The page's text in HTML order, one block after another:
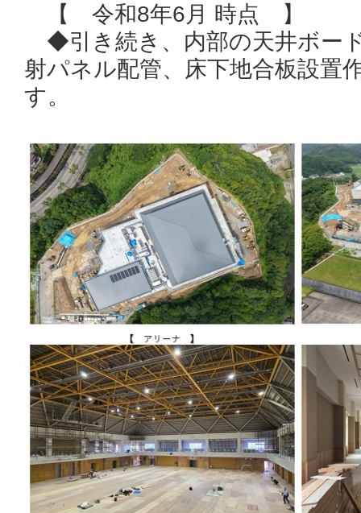
【 令和8年6月 時点 】
◆引き続き、内部の天井ボー
射パネル配管、床下地合板設置
す。